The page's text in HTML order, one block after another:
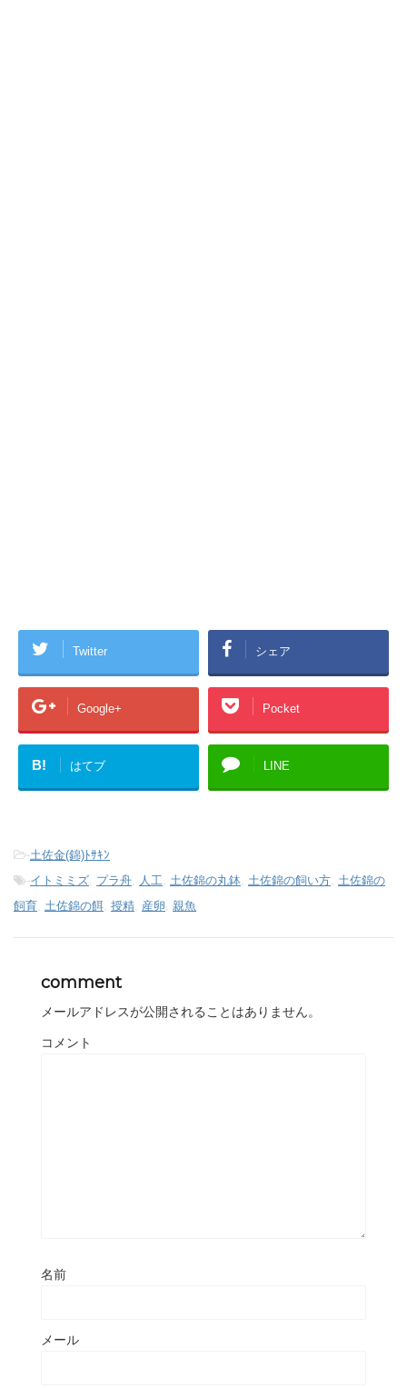
Twitter シェア
Google+ Pocket
B! はてブ LINE
-土佐金(錦)ﾄｻｷﾝ
-イトミミズ プラ舟 人工 土佐錦の丸鉢 土佐錦の飼い方 土佐錦の
飼育 土佐錦の餌 授精 産卵 親魚
comment
メールアドレスが公開されることはありません。
コメント
名前
メール